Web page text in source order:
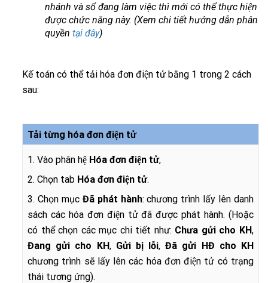
nhánh và sổ đang làm việc thì mới có thể thực hiện
được chức năng này. (Xem chi tiết hướng dẫn phân
quyền tại đây)
Kế toán có thể tải hóa đơn điện tử bằng 1 trong 2 cách
sau:
Tải từng hóa đơn điện tử
1. Vào phân hệ Hóa đơn điện tử,
2. Chọn tab Hóa đơn điện tử.
3. Chọn mục Đã phát hành: chương trình lấy lên danh
sách các hóa đơn điện tử đã được phát hành. (Hoặc
có thể chọn các mục chi tiết như: Chưa gửi cho KH,
Đang gửi cho KH, Gửi bị lỗi,Đã gửi HĐ cho KH
chương trình sẽ lấy lên các hóa đơn điện tử có trạng
thái tương ứng).